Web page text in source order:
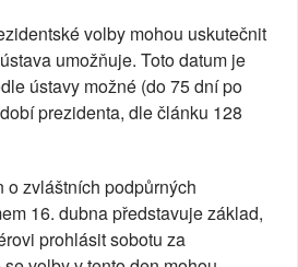
volby mohou uskutečnit
umožňuje. Toto datum je
ústavy možné (do 75 dní po
prezidenta, dle článku 128
o zvláštních podpůrných
16. dubna představuje základ,
prohlásit sobotu za